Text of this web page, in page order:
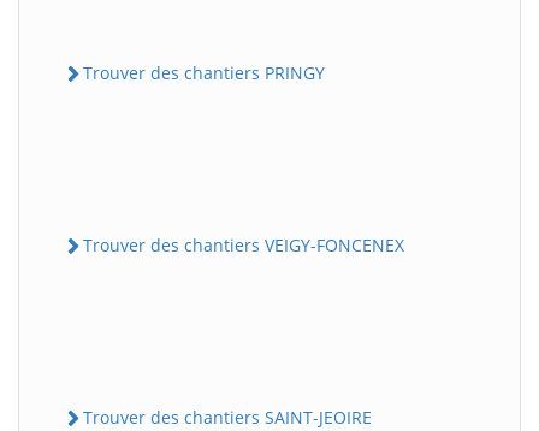
Trouver des chantiers PRINGY
Trouver des chantiers VEIGY-FONCENEX
Trouver des chantiers SAINT-JEOIRE